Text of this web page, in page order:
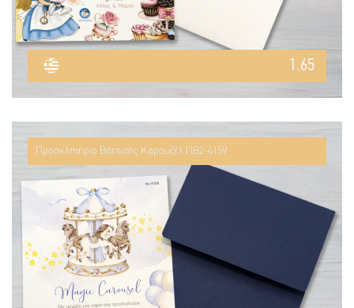
1.65
Προσκλητήριο Βάπτισης Καρουζέλ ΠΒ2-4159